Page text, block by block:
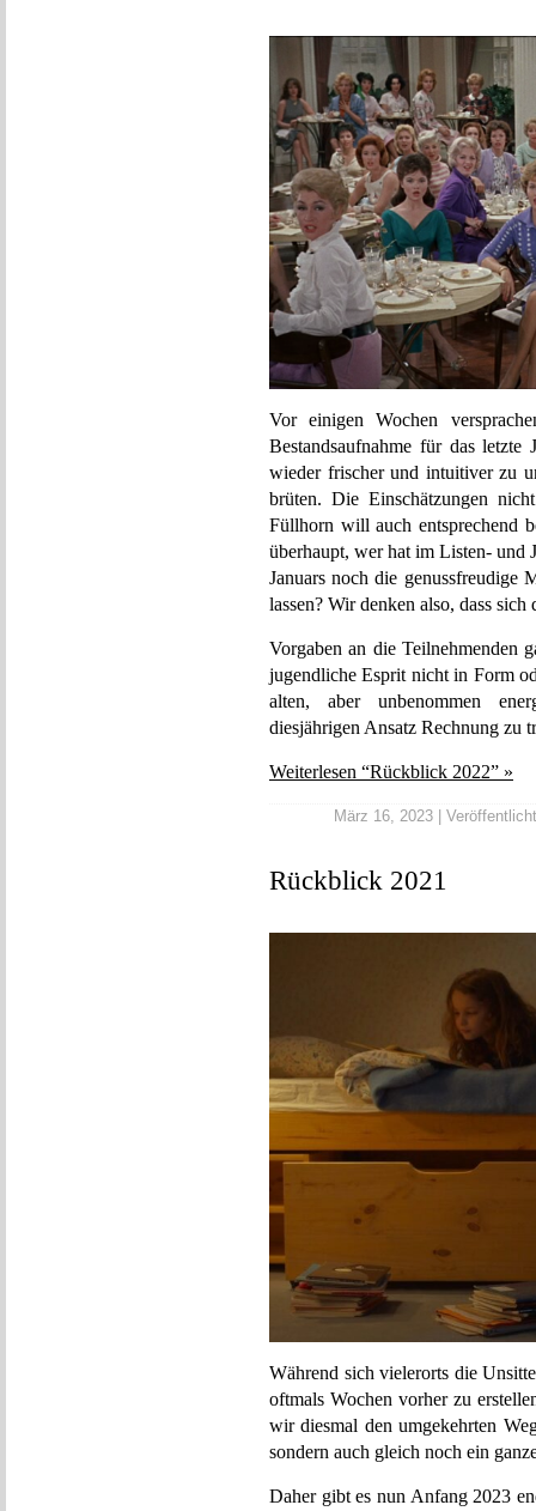
Vor einigen Wochen
Bestandsaufnahme für das
wieder frischer und intuitiver zu
brüten. Die Einschätzungen
Füllhorn will auch entsprechend
überhaupt, wer hat im Listen- und
Januars noch die genussfreudige
lassen? Wir denken also, dass
Vorgaben an die Teilnehmenden
jugendliche Esprit nicht in Form
alten, aber unbenommen
diesjährigen Ansatz Rechnung zu
Weiterlesen “Rückblick 2022” »
März 16, 2023 |
Rückblick 2021
Während sich vielerorts die
oftmals Wochen vorher zu
wir diesmal den umgekehrten
sondern auch gleich noch ein
Daher gibt es nun Anfang 2023